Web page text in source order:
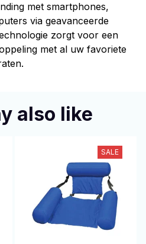
met smartphones,
via geavanceerde
zorgt voor een
met al uw favoriete
also like
SALE